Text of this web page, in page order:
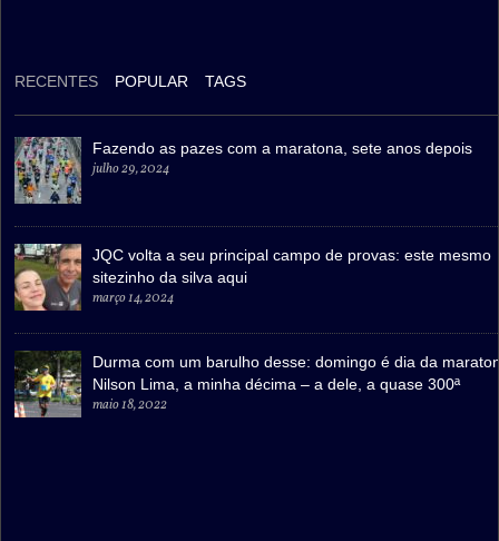
RECENTES POPULAR TAGS
Fazendo as pazes com a maratona, sete anos depois
julho 29, 2024
JQC volta a seu principal campo de provas: este mesmo
sitezinho da silva aqui
março 14, 2024
Durma com um barulho desse: domingo é dia da
Nilson Lima, a minha décima – a dele, a quase 300ª
maio 18, 2022